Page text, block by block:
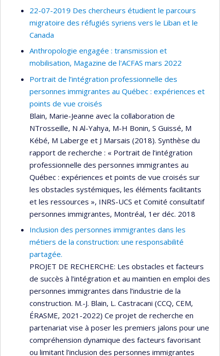
22-07-2019 Des chercheurs étudient le parcours
migratoire des réfugiés syriens vers le Liban et le
Canada
Anthropologie engagée : transmission et
mobilisation, Magazine de l'ACFAS mars 2022
Portrait de l’intégration professionnelle des
personnes immigrantes au Québec : expériences et
points de vue croisés
Blain, Marie-Jeanne avec la collaboration de
NTrosseille, N Al-Yahya, M-H Bonin, S Guissé, M
Kébé, M Laberge et J Marsais (2018). Synthèse du
rapport de recherche : « Portrait de l’intégration
professionnelle des personnes immigrantes au
Québec : expériences et points de vue croisés sur
les obstacles systémiques, les éléments facilitants
et les ressources », INRS-UCS et Comité consultatif
personnes immigrantes, Montréal, 1er déc. 2018
Inclusion des personnes immigrantes dans les
métiers de la construction: une responsabilité
partagée.
PROJET DE RECHERCHE: Les obstacles et facteurs
de succès à l’intégration et au maintien en emploi des
personnes immigrantes dans l’industrie de la
construction. M.-J. Blain, L. Castracani (CCQ, CEM,
ÉRASME, 2021-2022) Ce projet de recherche en
partenariat vise à poser les premiers jalons pour une
compréhension dynamique des facteurs favorisant
ou limitant l’inclusion des personnes immigrantes